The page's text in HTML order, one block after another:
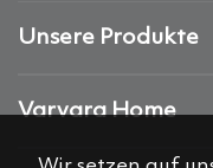
Unsere Produkte
Varvara Home